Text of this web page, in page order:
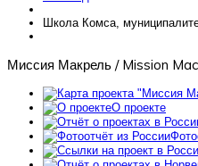
Школа Комса,
Миссия Макрель / Mission
О проекте